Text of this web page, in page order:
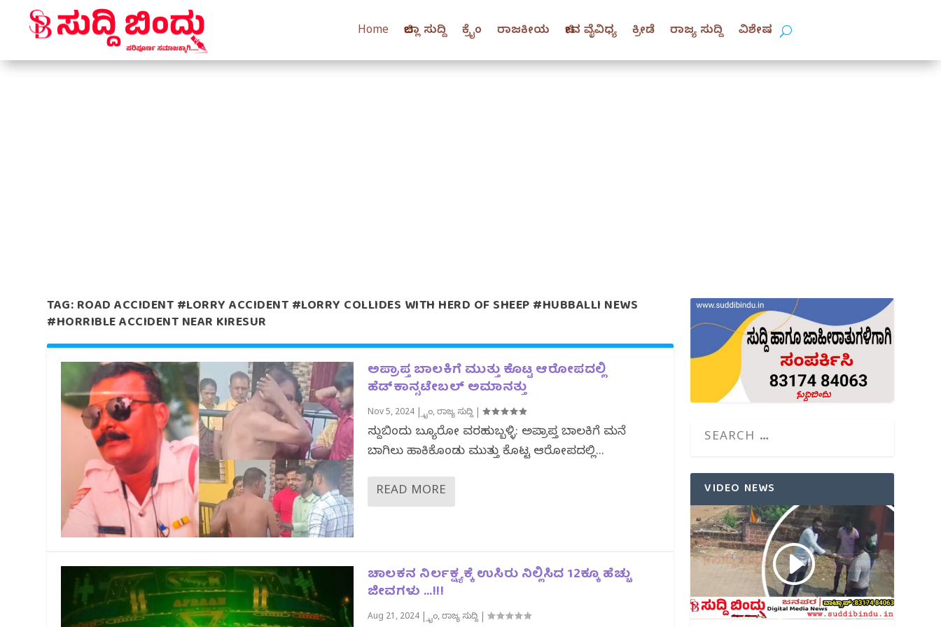
Home ಜಿಲ್ಲಾ ಸುದ್ದಿ ಕ್ರೈಂ ರಾಜಕೀಯ ಜೀವ ವೈವಿಧ್ಯ ಕ್ರೀಡೆ ರಾಜ್ಯ ಸುದ್ದಿ ವಿಶೇಷ
TAG:ROAD ACCIDENT #LORRY ACCIDENT #LORRY COLLIDES WITH HERD OF SHEEP #HUBBALLI NEWS
#HORRIBLE ACCIDENT NEAR KIRESUR
ಅಪ್ರಾಪ್ತ ಬಾಲಕಿಗೆ ಮುತ್ತು ಕೊಟ್ಟ ಆರೋಪದಲ್ಲಿ
ಹೆಡ್‌ಕಾನ್ಸಟೇಬಲ್ ಅಮಾನತ್ತು
Nov 5, 2024|ಕ್ರೈಂ,ರಾಜ್ಯ ಸುದ್ದಿ|
ಸುದ್ದಿಬಿಂದು ಬ್ಯೂರೋ ವರದಿಹುಬ್ಬಳ್ಳಿ: ಅಪ್ರಾಪ್ತ ಬಾಲಕಿಗೆ ಮನೆ
ಬಾಗಿಲು ಹಾಕಿಕೊಂಡು ಮುತ್ತು ಕೊಟ್ಟ ಆರೋಪದಲ್ಲಿ...
READ MORE
ಚಾಲಕನ ನಿರ್ಲಕ್ಷ್ಯಕ್ಕೆ ಉಸಿರು ನಿಲ್ಲಿಸಿದ 12ಕ್ಕೂ ಹೆಚ್ಚು
ಜೀವಗಳು …!!!
Aug 21, 2024| ಕ್ರೈಂ,ರಾಜ್ಯ ಸುದ್ದಿ|
VIDEO NEWS